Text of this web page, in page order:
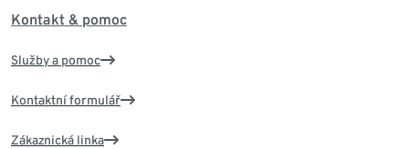
Kontakt & pomoc
Služby a pomoc
Kontaktní formulář
Zákaznická linka